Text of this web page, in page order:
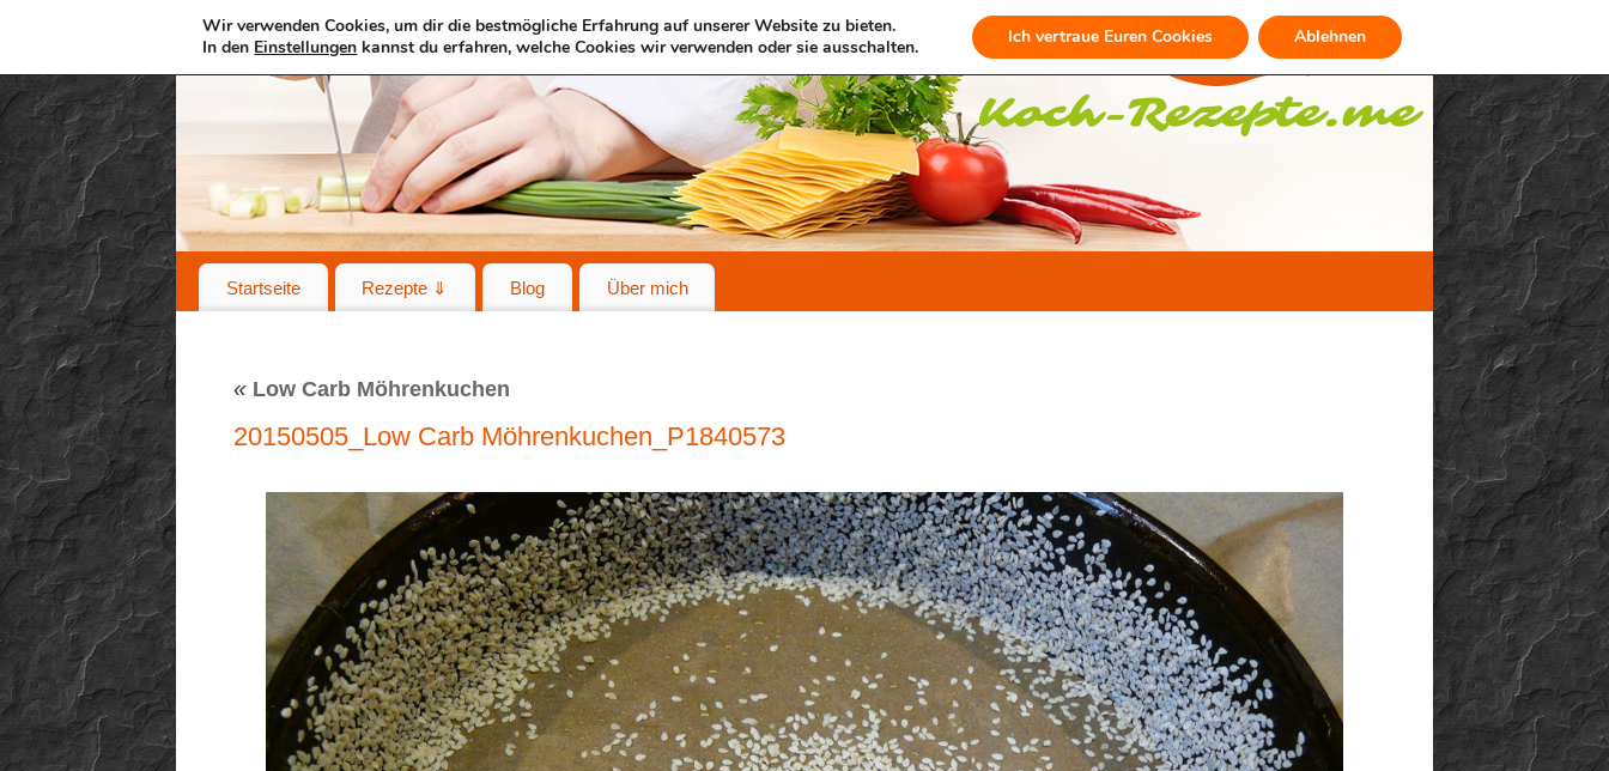
Startseite Rezepte ⇓ Blog Über mich
« Low Carb Möhrenkuchen
20150505_Low Carb Möhrenkuchen_P1840573
Wir verwenden Cookies, um dir die bestmögliche Erfahrung auf unserer Website zu bieten.
In den Einstellungen kannst du erfahren, welche Cookies wir verwenden oder sie ausschalten. Ich vertraue Euren Cookies Ablehnen